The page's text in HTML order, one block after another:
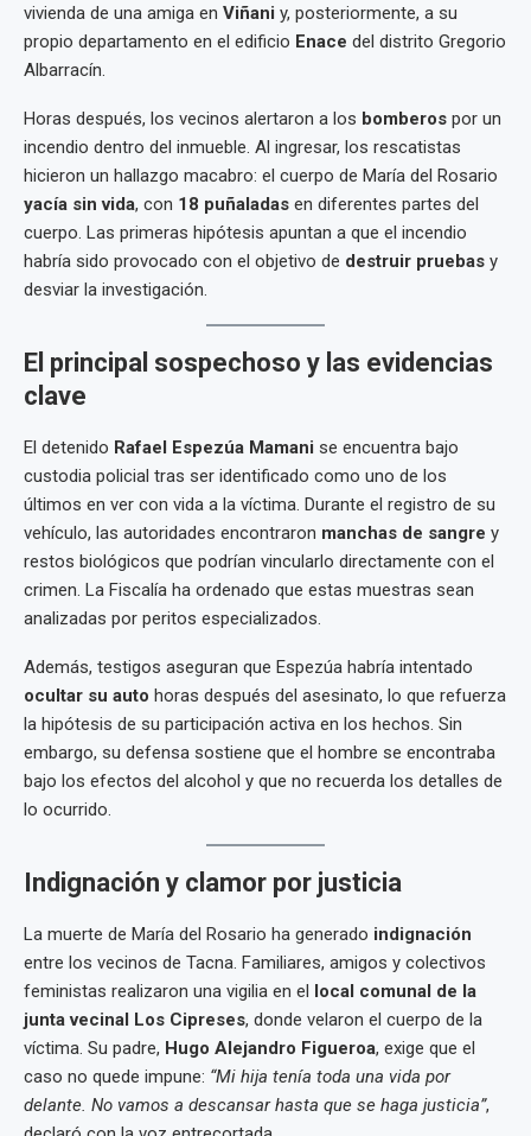
vivienda de una amiga en Viñani y, posteriormente, a su
propio departamento en el edificio Enace del distrito Gregorio
Albarracín.
Horas después, los vecinos alertaron a los bomberos por un
incendio dentro del inmueble. Al ingresar, los rescatistas
hicieron un hallazgo macabro: el cuerpo de María del Rosario
yacía sin vida, con 18 puñaladas en diferentes partes del
cuerpo. Las primeras hipótesis apuntan a que el incendio
habría sido provocado con el objetivo de destruir pruebas y
desviar la investigación.
El principal sospechoso y las evidencias
clave
El detenido Rafael Espezúa Mamani se encuentra bajo
custodia policial tras ser identificado como uno de los
últimos en ver con vida a la víctima. Durante el registro de su
vehículo, las autoridades encontraron manchas de sangre y
restos biológicos que podrían vincularlo directamente con el
crimen. La Fiscalía ha ordenado que estas muestras sean
analizadas por peritos especializados.
Además, testigos aseguran que Espezúa habría intentado
ocultar su auto horas después del asesinato, lo que refuerza
la hipótesis de su participación activa en los hechos. Sin
embargo, su defensa sostiene que el hombre se encontraba
bajo los efectos del alcohol y que no recuerda los detalles de
lo ocurrido.
Indignación y clamor por justicia
La muerte de María del Rosario ha generado indignación
entre los vecinos de Tacna. Familiares, amigos y colectivos
feministas realizaron una vigilia en el local comunal de la
junta vecinal Los Cipreses, donde velaron el cuerpo de la
víctima. Su padre, Hugo Alejandro Figueroa, exige que el
caso no quede impune: “Mi hija tenía toda una vida por
delante. No vamos a descansar hasta que se haga justicia”,